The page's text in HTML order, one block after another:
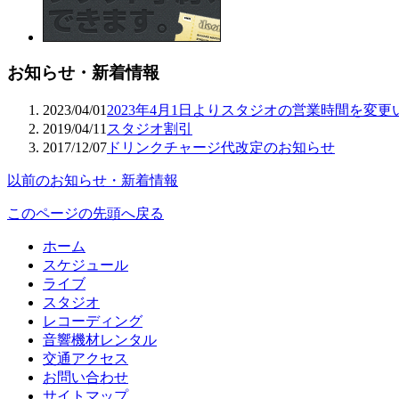
お知らせ・新着情報
2023/04/01 2023年4月1日よりスタジオの営業時間を変更
2019/04/11 スタジオ割引
2017/12/07 ドリンクチャージ代改定のお知らせ
以前のお知らせ・新着情報
このページの先頭へ戻る
ホーム
スケジュール
ライブ
スタジオ
レコーディング
音響機材レンタル
交通アクセス
お問い合わせ